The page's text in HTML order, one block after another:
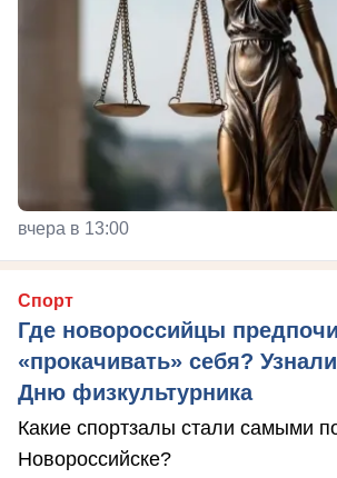
вчера в 13:00
Спорт
Где новороссийцы
«прокачивать» себя?
Дню физкультурника
Какие спортзалы стали самыми
Новороссийске?